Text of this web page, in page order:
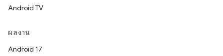
Android TV
ผลงาน
Android 17